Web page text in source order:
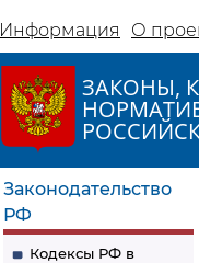
Информация О
ЗАКОНЫ,
Законодательство
РФ
Кодексы РФ в